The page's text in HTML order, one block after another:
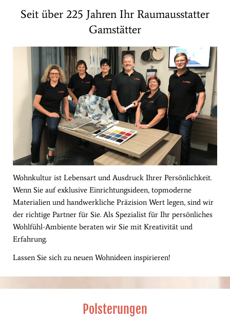
Seit über 225 Jahren Ihr Raumausstatter
Gamstätter
Wohnkultur ist Lebensart und Ausdruck Ihrer Persönlichkeit.
Wenn Sie auf exklusive Einrichtungsideen, topmoderne
Materialien und handwerkliche Präzision Wert legen, sind wir
der richtige Partner für Sie. Als Spezialist für Ihr persönliches
Wohlfühl-Ambiente beraten wir Sie mit Kreativität und
Erfahrung.
Lassen Sie sich zu neuen Wohnideen inspirieren!
Polsterungen